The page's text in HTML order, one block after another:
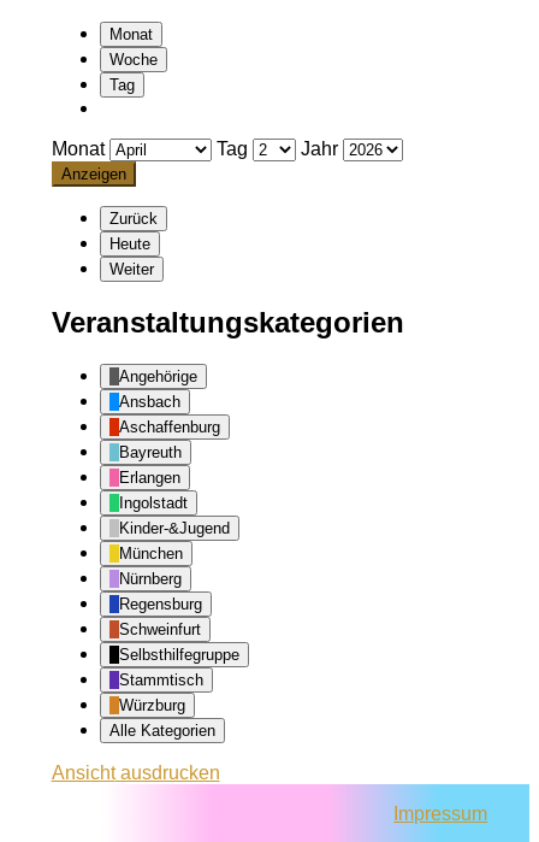
Monat
Woche
Tag
Monat Tag Jahr
Zurück
Heute
Weiter
Veranstaltungskategorien
Angehörige
Ansbach
Aschaffenburg
Bayreuth
Erlangen
Ingolstadt
Kinder-&Jugend
München
Nürnberg
Regensburg
Schweinfurt
Selbsthilfegruppe
Stammtisch
Würzburg
Alle Kategorien
Ansichtausdrucken
Impressum